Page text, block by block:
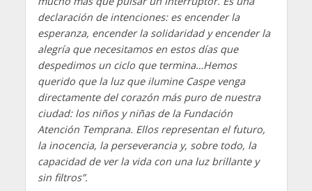
declaración de intenciones: es encender la
esperanza, encender la solidaridad y encender la
alegría que necesitamos en estos días que
despedimos un ciclo que termina…Hemos
querido que la luz que ilumine Caspe venga
directamente del corazón más puro de nuestra
ciudad: los niños y niñas de la Fundación
Atención Temprana. Ellos representan el futuro,
la inocencia, la perseverancia y, sobre todo, la
capacidad de ver la vida con una luz brillante y
sin filtros”.